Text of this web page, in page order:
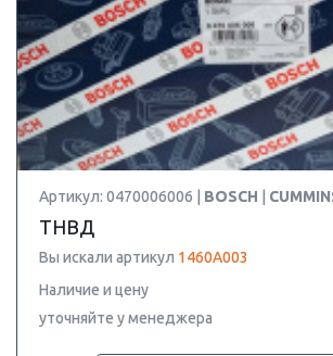
Артикул: 0470006006 | BOSCH
ТНВД
Вы искали артикул 1460A003
Наличие и цену
уточняйте у менеджера